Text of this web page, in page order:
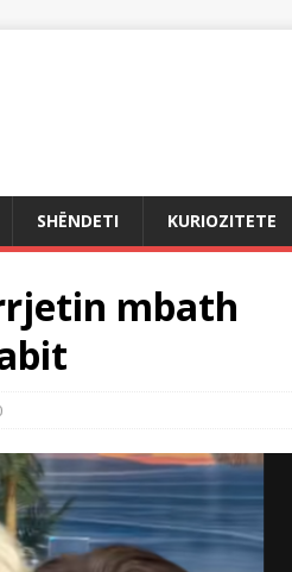
SHËNDETI KURIOZITETE
mbath